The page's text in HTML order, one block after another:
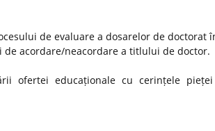
de evaluare a dosarelor de doctorat
acordare/neacordare a titlului de doctor.
ofertei educaționale cu cerințele